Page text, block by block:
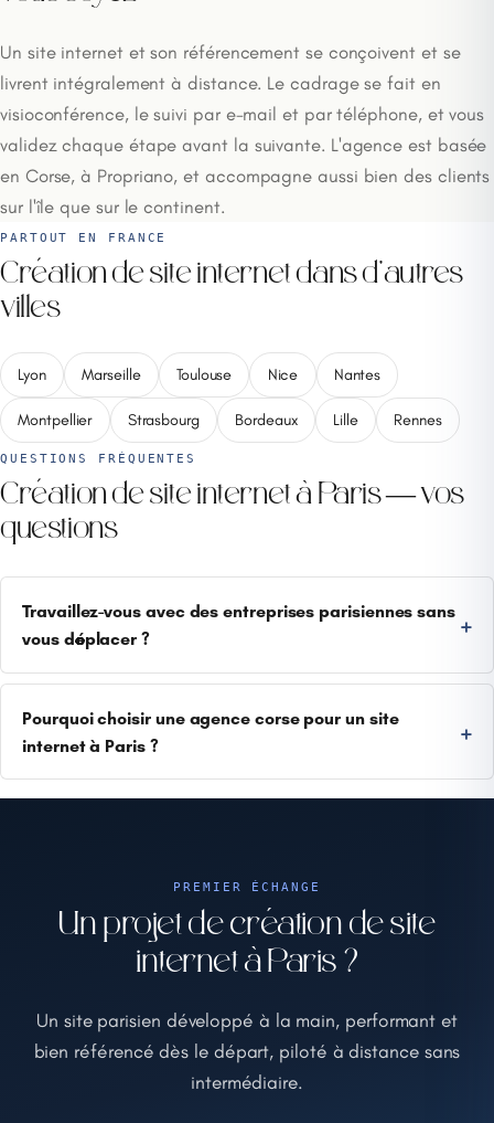
Un site internet et son référencement se conçoivent et se
livrent intégralement à distance. Le cadrage se fait en
visioconférence, le suivi par e-mail et par téléphone, et vous
validez chaque étape avant la suivante. L'agence est basée
en Corse, à Propriano, et accompagne aussi bien des clients
sur l'île que sur le continent.
PARTOUT EN FRANCE
Création de site internet dans d'autres
villes
Lyon Marseille Toulouse Nice Nantes
Montpellier Strasbourg Bordeaux Lille Rennes
QUESTIONS FRÉQUENTES
Création de site internet à Paris — vos
questions
Travaillez-vous avec des entreprises parisiennes sans
vous déplacer ?
Pourquoi choisir une agence corse pour un site
internet à Paris ?
PREMIER ÉCHANGE
Un projet de création de site
internet à Paris ?
Un site parisien développé à la main, performant et
bien référencé dès le départ, piloté à distance sans
intermédiaire.